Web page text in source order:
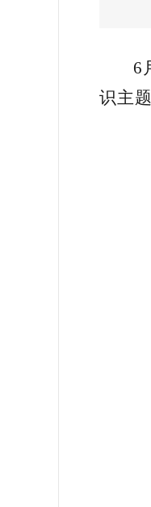
6
识主